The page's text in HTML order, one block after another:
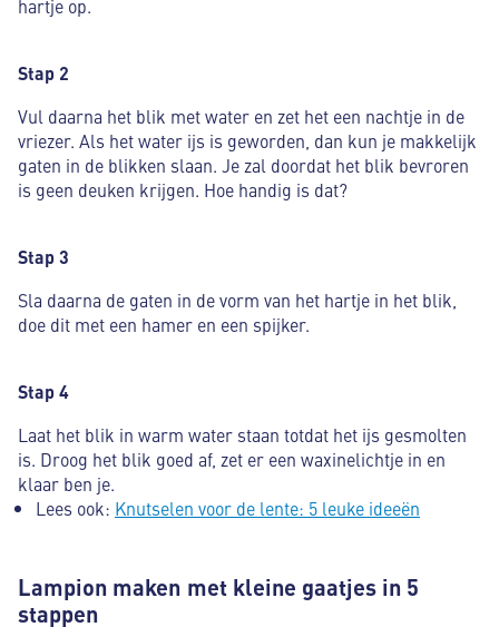
hartje op.
Stap 2
Vul daarna het blik met water en zet het een nachtje in de
vriezer. Als het water ijs is geworden, dan kun je makkelijk
gaten in de blikken slaan. Je zal doordat het blik bevroren
is geen deuken krijgen. Hoe handig is dat?
Stap 3
Sla daarna de gaten in de vorm van het hartje in het blik,
doe dit met een hamer en een spijker.
Stap 4
Laat het blik in warm water staan totdat het ijs gesmolten
is. Droog het blik goed af, zet er een waxinelichtje in en
klaar ben je.
Lees ook: Knutselen voor de lente: 5 leuke ideeën
Lampion maken met kleine gaatjes in 5
stappen